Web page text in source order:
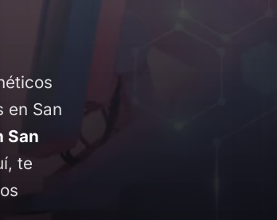
en San
San
te